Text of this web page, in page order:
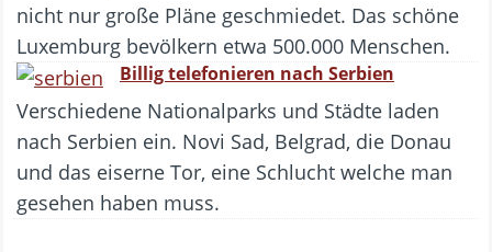
nicht nur große Pläne geschmiedet. Das schöne
Luxemburg bevölkern etwa 500.000 Menschen.
Billig telefonieren nach Serbien
Verschiedene Nationalparks und Städte laden
nach Serbien ein. Novi Sad, Belgrad, die Donau
und das eiserne Tor, eine Schlucht welche man
gesehen haben muss.